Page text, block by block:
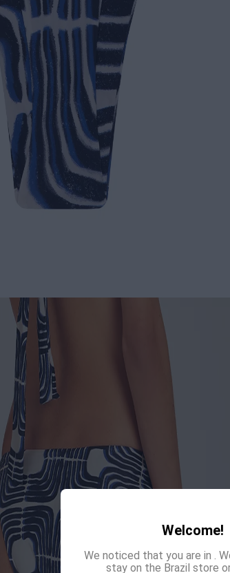
Welcome!
We noticed that you are in
.
stay on the Brazil store